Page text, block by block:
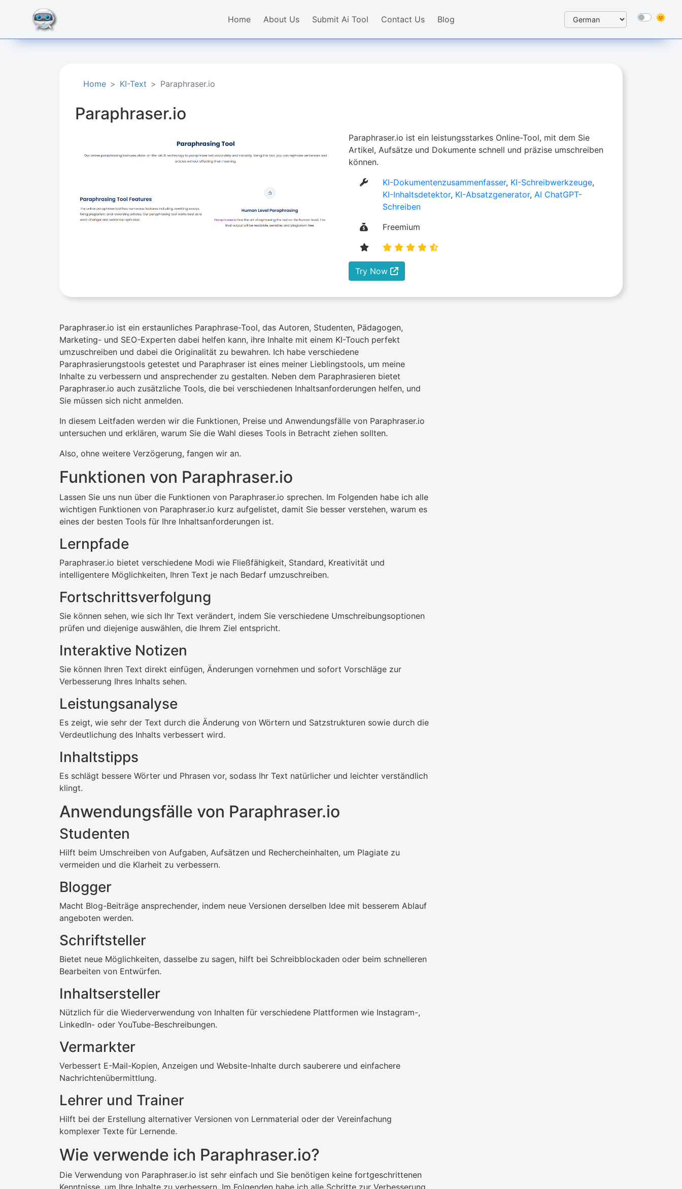
Home About Us Submit Ai Tool Contact Us Blog
Home KI-Text Paraphraser.io
Paraphraser.io
Paraphraser.io ist ein leistungsstarkes Online-Tool, mit dem Sie
Artikel, Aufsätze und Dokumente schnell und präzise umschreiben
können.
KI-Dokumentenzusammenfasser, KI-Schreibwerkzeuge,
KI-Inhaltsdetektor, KI-Absatzgenerator,AI ChatGPT-
Schreiben
Freemium
Try Now
Paraphraser.io ist ein erstaunliches Paraphrase-Tool, das Autoren, Studenten, Pädagogen,
Marketing- und SEO-Experten dabei helfen kann, ihre Inhalte mit einem KI-Touch perfekt
umzuschreiben und dabei die Originalität zu bewahren. Ich habe verschiedene
Paraphrasierungstools getestet und Paraphraser ist eines meiner Lieblingstools, um meine
Inhalte zu verbessern und ansprechender zu gestalten. Neben dem Paraphrasieren bietet
Paraphraser.io auch zusätzliche Tools, die bei verschiedenen Inhaltsanforderungen helfen, und
Sie müssen sich nicht anmelden.
In diesem Leitfaden werden wir die Funktionen, Preise und Anwendungsfälle von Paraphraser.io
untersuchen und erklären, warum Sie die Wahl dieses Tools in Betracht ziehen sollten.
Also, ohne weitere Verzögerung, fangen wir an.
Funktionen von Paraphraser.io
Lassen Sie uns nun über die Funktionen von Paraphraser.io sprechen. Im Folgenden habe ich alle
wichtigen Funktionen von Paraphraser.io kurz aufgelistet, damit Sie besser verstehen, warum es
eines der besten Tools für Ihre Inhaltsanforderungen ist.
Lernpfade
Paraphraser.io bietet verschiedene Modi wie Fließfähigkeit, Standard, Kreativität und
intelligentere Möglichkeiten, Ihren Text je nach Bedarf umzuschreiben.
Fortschrittsverfolgung
Sie können sehen, wie sich Ihr Text verändert, indem Sie verschiedene Umschreibungsoptionen
prüfen und diejenige auswählen, die Ihrem Ziel entspricht.
Interaktive Notizen
Sie können Ihren Text direkt einfügen, Änderungen vornehmen und sofort Vorschläge zur
Verbesserung Ihres Inhalts sehen.
Leistungsanalyse
Es zeigt, wie sehr der Text durch die Änderung von Wörtern und Satzstrukturen sowie durch die
Verdeutlichung des Inhalts verbessert wird.
Inhaltstipps
Es schlägt bessere Wörter und Phrasen vor, sodass Ihr Text natürlicher und leichter verständlich
klingt.
Anwendungsfälle von Paraphraser.io
Studenten
Hilft beim Umschreiben von Aufgaben, Aufsätzen und Rechercheinhalten, um Plagiate zu
vermeiden und die Klarheit zu verbessern.
Blogger
Macht Blog-Beiträge ansprechender, indem neue Versionen derselben Idee mit besserem Ablauf
angeboten werden.
Schriftsteller
Bietet neue Möglichkeiten, dasselbe zu sagen, hilft bei Schreibblockaden oder beim schnelleren
Bearbeiten von Entwürfen.
Inhaltsersteller
Nützlich für die Wiederverwendung von Inhalten für verschiedene Plattformen wie Instagram-,
LinkedIn- oder YouTube-Beschreibungen.
Vermarkter
Verbessert E-Mail-Kopien, Anzeigen und Website-Inhalte durch sauberere und einfachere
Nachrichtenübermittlung.
Lehrer und Trainer
Hilft bei der Erstellung alternativer Versionen von Lernmaterial oder der Vereinfachung
komplexer Texte für Lernende.
Wie verwende ich Paraphraser.io?
Die Verwendung von Paraphraser.io ist sehr einfach und Sie benötigen keine fortgeschrittenen
Kenntnisse, um Ihre Inhalte zu verbessern. Im Folgenden habe ich alle Schritte zur Verbesserung